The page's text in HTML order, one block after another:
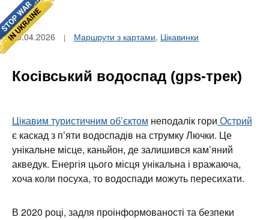
09.04.2026 Маршрути з картами, Цікавинки
Косівський водоспад (gps-трек)
Цікавим туристичним об’єктом неподалік гори Острий
є каскад з п’яти водоспадів на струмку Лючки. Це
унікальне місце, каньйон, де залишився кам’яний
акведук. Енергія цього місця унікальна і вражаюча,
хоча коли посуха, то водоспади можуть пересихати.
В 2020 році, задля проінформованості та безпеки